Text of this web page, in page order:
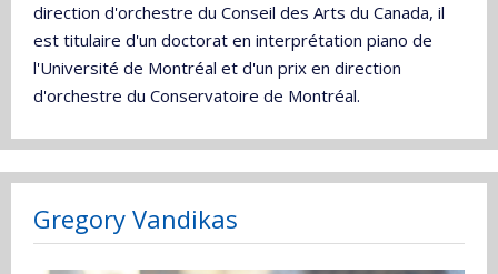
direction d'orchestre du Conseil des Arts du Canada, il
est titulaire d'un doctorat en interprétation piano de
l'Université de Montréal et d'un prix en direction
d'orchestre du Conservatoire de Montréal.
Gregory Vandikas